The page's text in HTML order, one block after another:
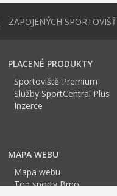
ZAPOJENÝCH SPORTOVIŠŤ
PLACENÉ PRODUKTY
Sportoviště Premium
Služby SportCentral Plus
Inzerce
MAPA WEBU
Mapa webu
Top sporty Brno